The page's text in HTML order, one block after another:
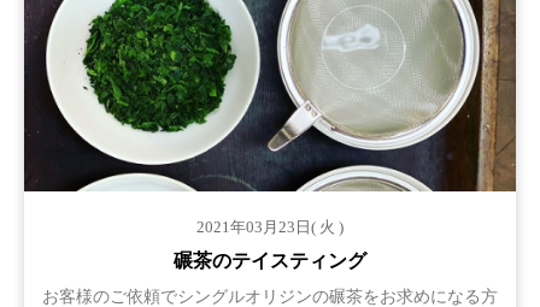
2021年03月23日( 火 )
碾茶のテイスティング
お客様のご依頼でシングルオリジンの碾茶をお求めになる方